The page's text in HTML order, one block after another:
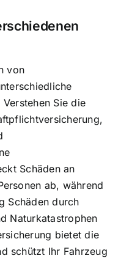
von
Sie die
Schäden an
ab, während
Schäden durch
Naturkatastrophen
bietet die
schützt Ihr Fahrzeug